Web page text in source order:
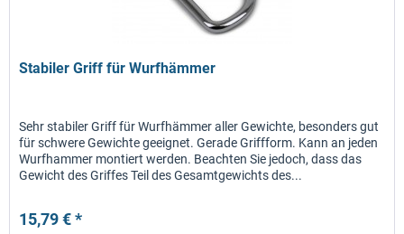
Stabiler Griff für Wurfhämmer
Sehr stabiler Griff für Wurfhämmer aller Gewichte, besonders gut
für schwere Gewichte geeignet. Gerade Griffform. Kann an jeden
Wurfhammer montiert werden. Beachten Sie jedoch, dass das
Gewicht des Griffes Teil des Gesamtgewichts des...
15,79 € *